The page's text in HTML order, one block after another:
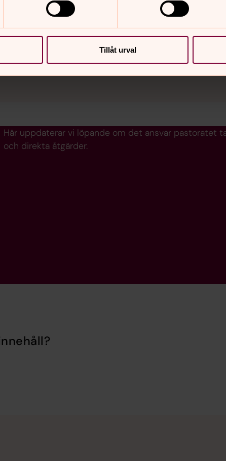
Tillåt urval
Här uppdaterar vi löpande om det ansvar pastoratet
och direkta åtgärder.